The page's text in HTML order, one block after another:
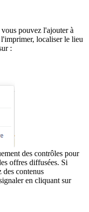
pouvez l'ajouter à
localiser le lieu
:
des contrôles pour
offres diffusées. Si
des contenus
en cliquant sur